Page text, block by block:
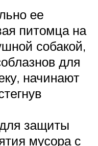
ее
питомца на
собакой,
для
начинают
защиты
мусора с